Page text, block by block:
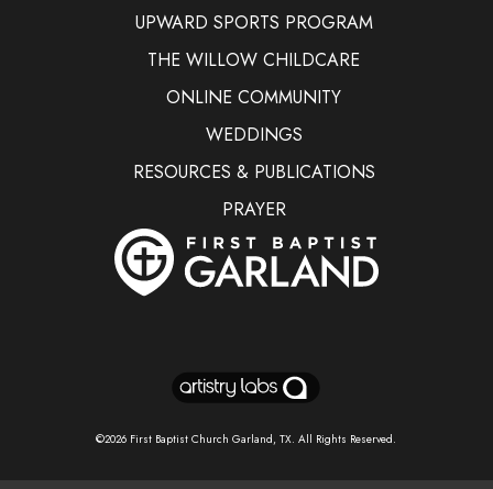
UPWARD SPORTS PROGRAM
THE WILLOW CHILDCARE
ONLINE COMMUNITY
WEDDINGS
RESOURCES & PUBLICATIONS
PRAYER
©2026 First Baptist Church Garland, TX. All Rights Reserved.